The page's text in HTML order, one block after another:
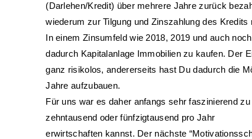
(Darlehen/Kredit) über mehrere Jahre zurück
wiederum zur Tilgung und Zinszahlung des Kredits
In einem Zinsumfeld wie 2018, 2019 und auch
dadurch Kapitalanlage Immobilien zu kaufen. Der
ganz risikolos, andererseits hast Du dadurch die
Jahre aufzubauen.
Für uns war es daher anfangs sehr faszinierend
zehntausend oder fünfzigtausend pro Jahr
erwirtschaften kannst. Der nächste